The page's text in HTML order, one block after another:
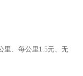
里、每公里1.5元、无